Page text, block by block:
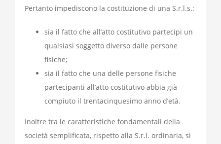
Pertanto impediscono la costituzione di una S.r.l.s.:
sia il fatto che all’atto costitutivo partecipi un
qualsiasi soggetto diverso dalle persone
fisiche;
sia il fatto che una delle persone fisiche
partecipanti all’atto costitutivo abbia già
compiuto il trentacinquesimo anno d’età.
Inoltre tra le caratteristiche fondamentali della
società semplificata, rispetto alla S.r.l. ordinaria, si